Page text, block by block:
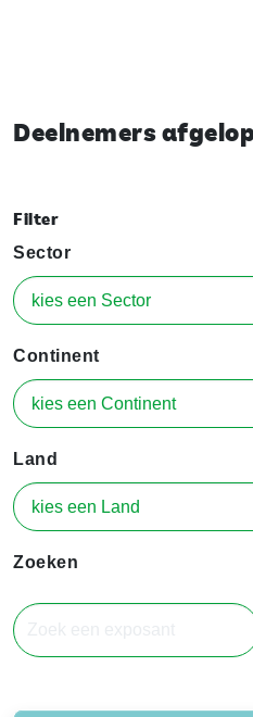
Deelnemers
Filter
Sector
Continent
Land
Zoeken